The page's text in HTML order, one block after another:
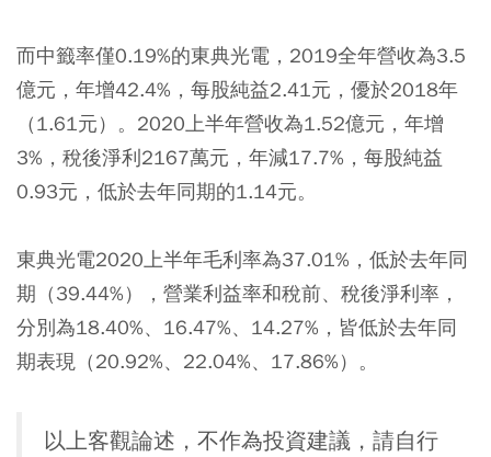
而中籤率僅0.19%的東典光電，2019全年營收為3.5
億元，年增42.4%，每股純益2.41元，優於2018年
（1.61元）。2020上半年營收為1.52億元，年增
3%，稅後淨利2167萬元，年減17.7%，每股純益
0.93元，低於去年同期的1.14元。
東典光電2020上半年毛利率為37.01%，低於去年同
期（39.44%），營業利益率和稅前、稅後淨利率，
分別為18.40%、16.47%、14.27%，皆低於去年同
期表現（20.92%、22.04%、17.86%）。
以上客觀論述，不作為投資建議，請自行